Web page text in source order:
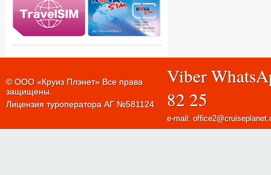
© ООО «Круиз Плэнет» Все права
защищены.
Лицензия туроператора АГ №581124
Viber
82 25
e-mail: